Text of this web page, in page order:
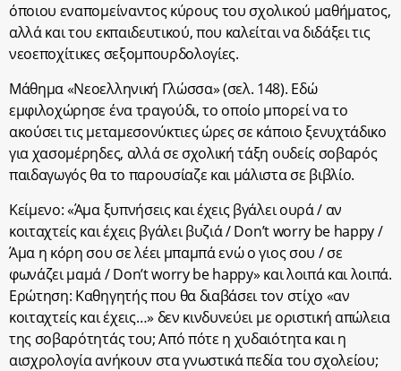
όποιου εναπομείναντος κύρους του σχολικού μαθήματος,
αλλά και του εκπαιδευτικού, που καλείται να διδάξει τις
νεοεποχίτικες σεξομπουρδολογίες.
Μάθημα «Νεοελληνική Γλώσσα» (σελ. 148). Εδώ
εμφιλοχώρησε ένα τραγούδι, το οποίο μπορεί να το
ακούσει τις μεταμεσονύκτιες ώρες σε κάποιο ξενυχτάδικο
για χασομέρηδες, αλλά σε σχολική τάξη ουδείς σοβαρός
παιδαγωγός θα το παρουσίαζε και μάλιστα σε βιβλίο.
Κείμενο: «Άμα ξυπνήσεις και έχεις βγάλει ουρά / αν
κοιταχτείς και έχεις βγάλει βυζιά / Don’t worry be happy /
Άμα η κόρη σου σε λέει μπαμπά ενώ ο γιος σου / σε
φωνάζει μαμά / Don’t worry be happy» και λοιπά και λοιπά.
Ερώτηση: Καθηγητής που θα διαβάσει τον στίχο «αν
κοιταχτείς και έχεις…» δεν κινδυνεύει με οριστική απώλεια
της σοβαρότητάς του; Από πότε η χυδαιότητα και η
αισχρολογία ανήκουν στα γνωστικά πεδία του σχολείου;